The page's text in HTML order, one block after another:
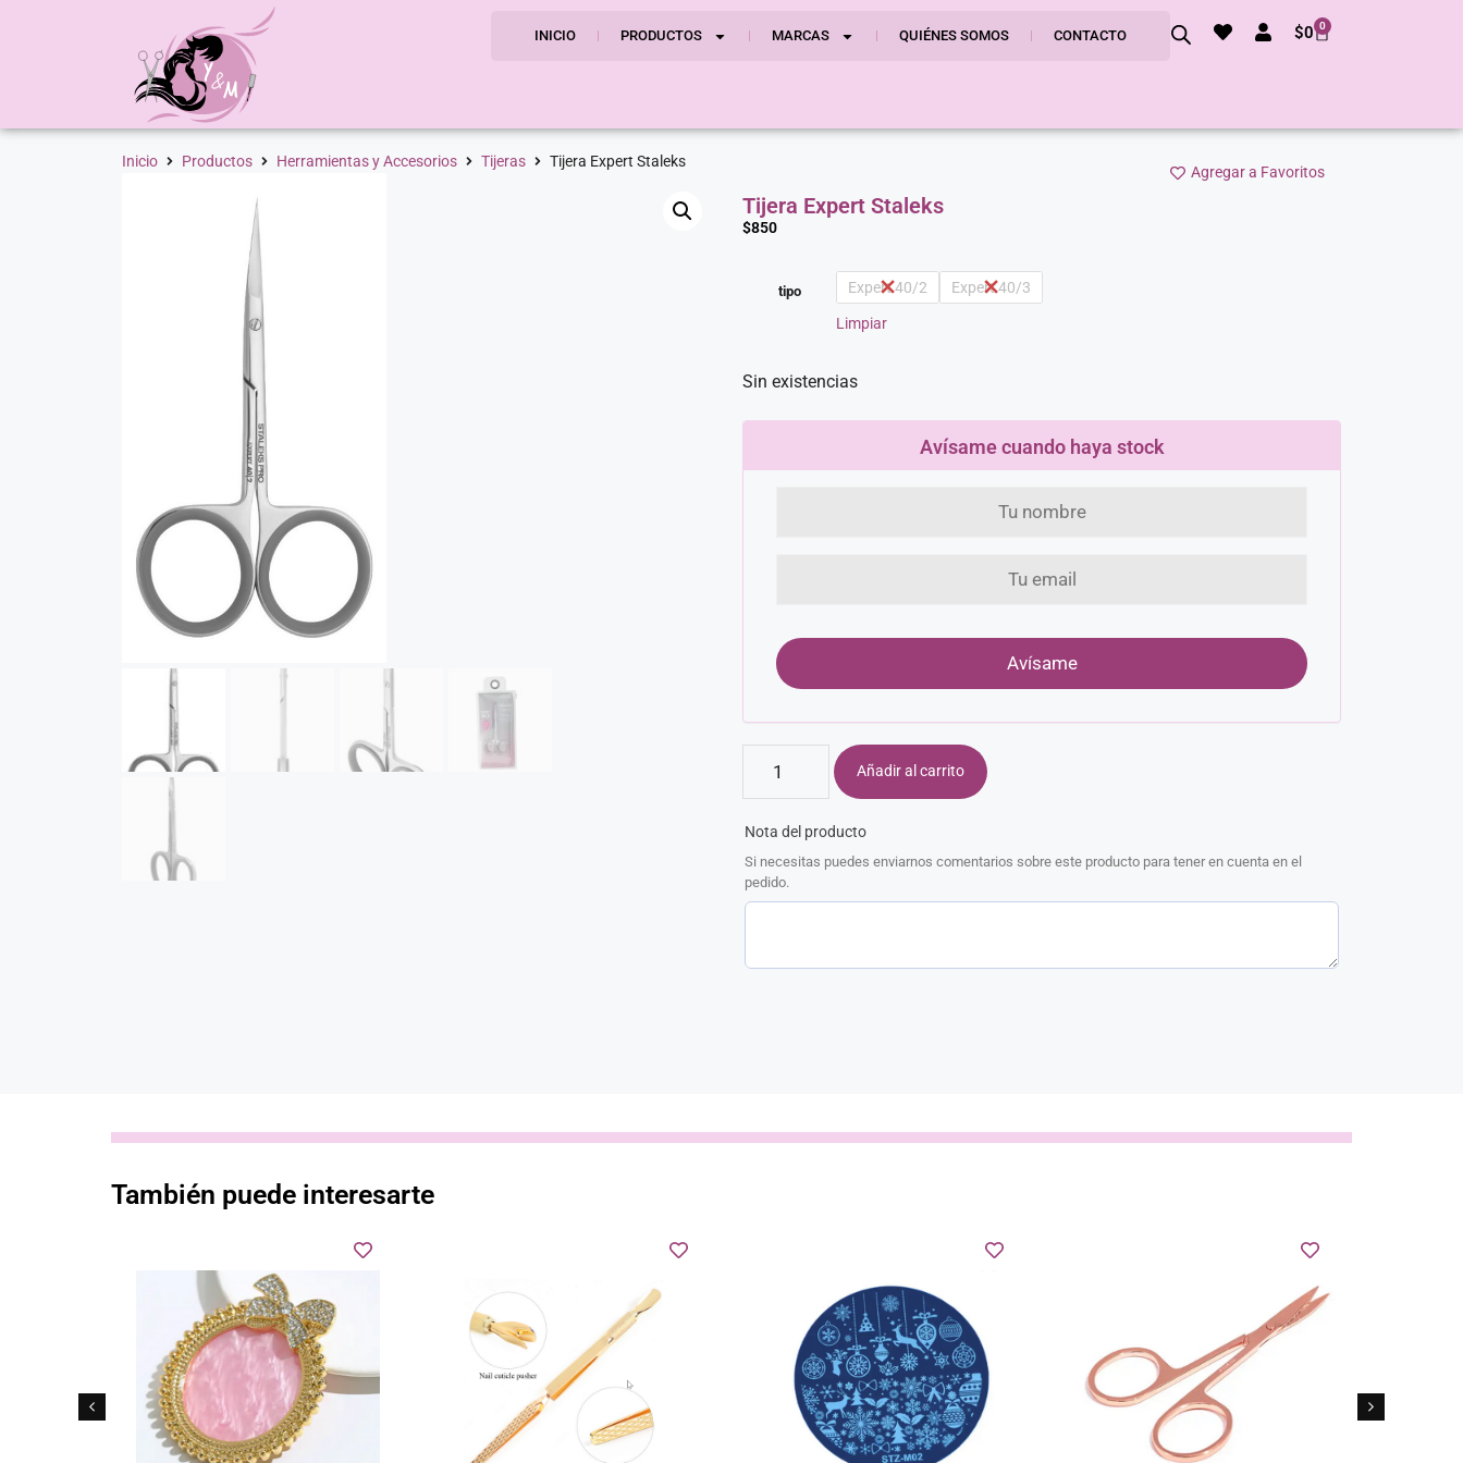
INICIO PRODUCTOS MARCAS QUIÉNES SOMOS CONTACTO $0 0
Inicio Productos Herramientas y Accesorios Tijeras Tijera Expert Staleks
Agregar a Favoritos
Tijera Expert Staleks
$850
tipo Expert 40/2 Expert 40/3
Limpiar
Sin existencias
Avísame cuando haya stock
Añadir al carrito
Nota del producto
Si necesitas puedes enviarnos comentarios sobre este producto para tener en cuenta en el
pedido.
También puede interesarte